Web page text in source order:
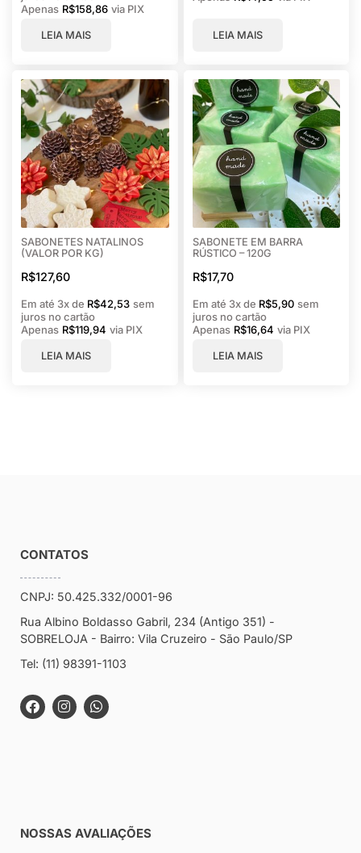
Apenas R$158,86 via PIX
LEIA MAIS LEIA MAIS
SABONETES NATALINOS
(VALOR POR KG)
R$127,60
Em até 3x de R$42,53 sem
juros no cartão
Apenas R$119,94 via PIX
LEIA MAIS
SABONETE EM BARRA
RÚSTICO – 120G
R$17,70
Em até 3x de R$5,90 sem
juros no cartão
Apenas R$16,64 via PIX
LEIA MAIS
CONTATOS
CNPJ: 50.425.332/0001-96
Rua Albino Boldasso Gabril, 234 (Antigo 351) -
SOBRELOJA - Bairro: Vila Cruzeiro - São Paulo/SP
​​​​​​​​​​​​​​​​​​​​Tel: (11) 98391-1103
NOSSAS AVALIAÇÕES